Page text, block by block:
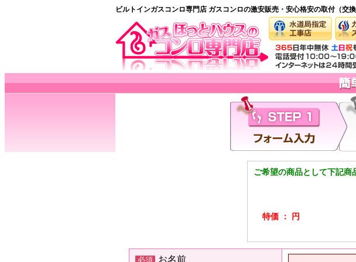
ビルトインガスコンロ専門店 ガスコンロの激安販売・安心格安の取付（交
ご希望の商品として下記商
特価 ： 円
必須 お名前